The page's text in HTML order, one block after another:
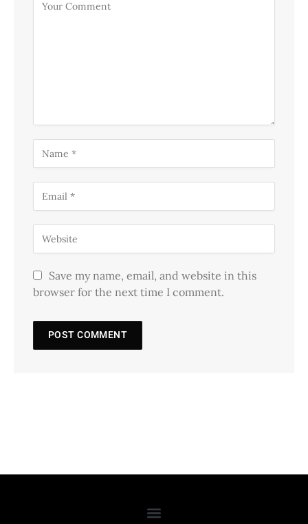
Save my name, email, and website in this
browser for the next time I comment.